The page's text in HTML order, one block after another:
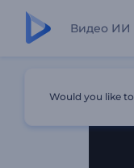
Видео ИИ
Would you like